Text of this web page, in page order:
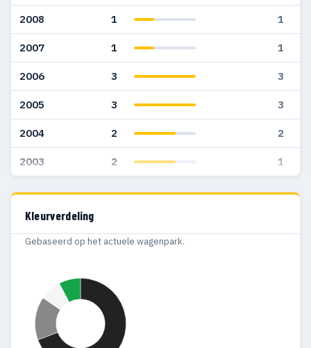
2008 1 1
2007 1 1
2006 3 3
2005 3 3
2004 2 2
2003 2 1
Kleurverdeling
Gebaseerd op het actuele wagenpark.